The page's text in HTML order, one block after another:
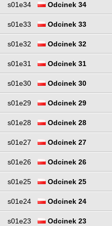
s01e34 Odcinek 34
s01e33 Odcinek 33
s01e32 Odcinek 32
s01e31 Odcinek 31
s01e30 Odcinek 30
s01e29 Odcinek 29
s01e28 Odcinek 28
s01e27 Odcinek 27
s01e26 Odcinek 26
s01e25 Odcinek 25
s01e24 Odcinek 24
s01e23 Odcinek 23